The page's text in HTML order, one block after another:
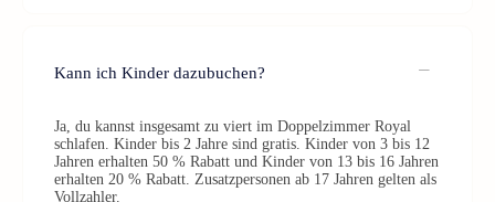
Kann ich Kinder dazubuchen?
Ja, du kannst insgesamt zu viert im Doppelzimmer Royal
schlafen. Kinder bis 2 Jahre sind gratis. Kinder von 3 bis 12
Jahren erhalten 50 % Rabatt und Kinder von 13 bis 16 Jahren
erhalten 20 % Rabatt. Zusatzpersonen ab 17 Jahren gelten als
Vollzahler.